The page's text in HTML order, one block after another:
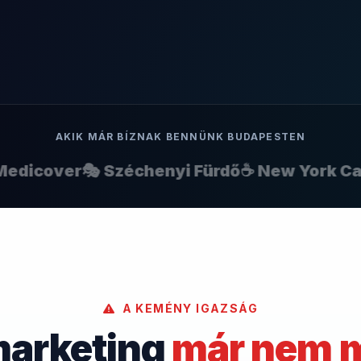
AKIK MÁR BÍZNAK BENNÜNK BUDAPESTEN
🎭 Széchenyi Fürdő☕ New York Café
A KEMÉNY IGAZSÁG
már nem